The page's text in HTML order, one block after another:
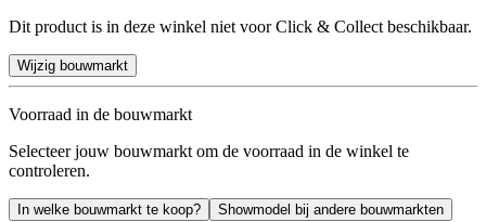
Dit product is in deze winkel niet voor Click & Collect beschikbaar.
Wijzig bouwmarkt
Voorraad in de bouwmarkt
Selecteer jouw bouwmarkt om de voorraad in de winkel te
controleren.
In welke bouwmarkt te koop? Showmodel bij andere bouwmarkten